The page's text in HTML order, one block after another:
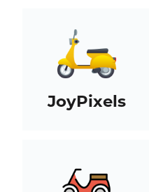
JoyPixels